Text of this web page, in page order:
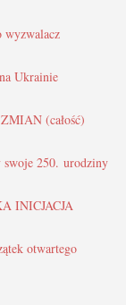
wyzwalacz
Ukrainie
(całość)
swoje 250. urodziny
INICJACJA
otwartego